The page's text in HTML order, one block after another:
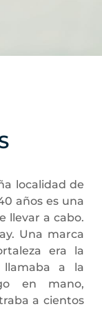
localidad de
años es una
llevar a cabo.
Una marca
era la
llamaba a la
en mano,
a cientos